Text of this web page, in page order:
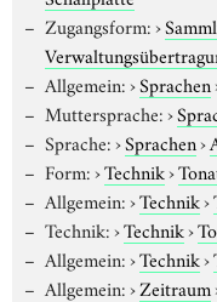
Zugangsform:›
Allgemein:›Sprachen
Muttersprache:›
Sprache:›Sprachen›
Form:›Technik›
Allgemein:›Technik›
Technik:›Technik›
Allgemein:›Technik›
Allgemein:›Zeitraum